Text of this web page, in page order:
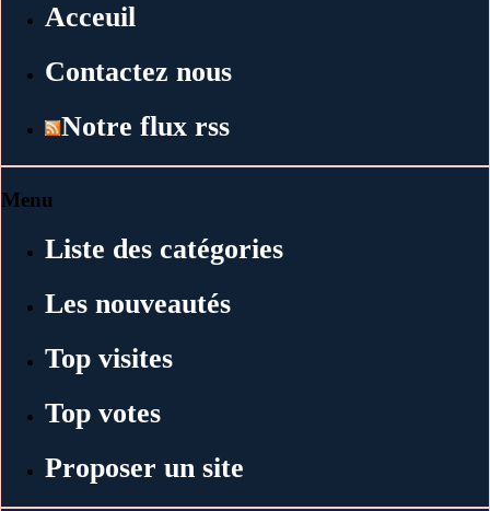
Acceuil
Contactez nous
Notre flux rss
Menu
Liste des catégories
Les nouveautés
Top visites
Top votes
Proposer un site